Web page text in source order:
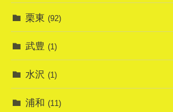
栗東 (92)
武豊 (1)
水沢 (1)
浦和 (11)